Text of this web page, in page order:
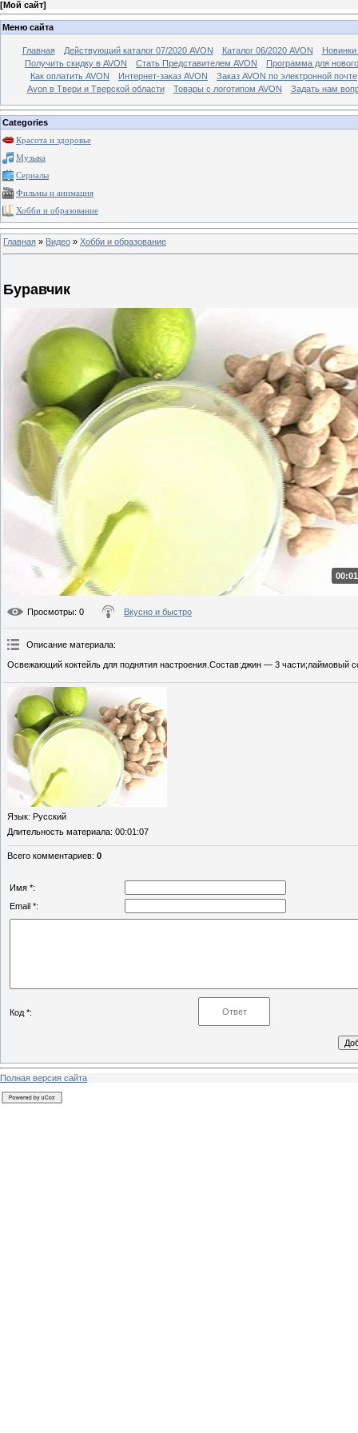
[Мой сайт]
Меню сайта
Главная Действующий каталог 07/2020 AVON Каталог 06/2020 AVON
Новинки
Получить скидку в AVON
Стать Представителем AVON
Программа для
Как оплатить AVON
Интернет-заказ AVON
Заказ AVON по электронной почте
Avon в Твери и Тверской области
Товары с логотипом AVON Задать нам
Categories
Красота и здоровье
Музыка
Сериалы
Фильмы и анимация
Хобби и образование
Главная » Видео » Хобби и образование
Буравчик
Просмотры: 0 Вкусно и быстро
Описание материала:
Освежающий коктейль для поднятия настроения.Состав:джин — 3 части;лаймовый
Язык: Русский
Длительность материала: 00:01:07
Всего комментариев: 0
Имя *:
Email *:
Код *:
Полная версия сайта